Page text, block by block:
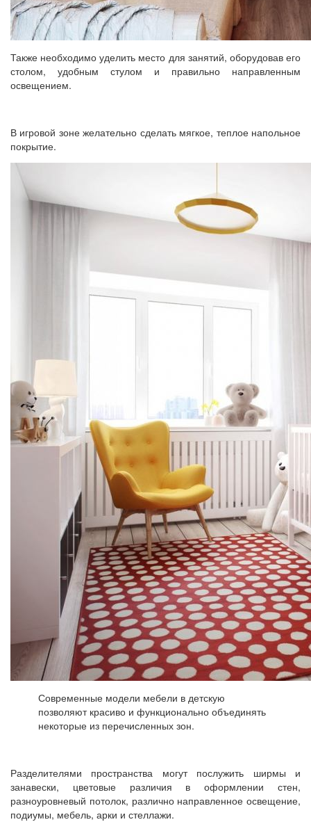
Также необходимо уделить место для занятий, оборудовав его
столом, удобным стулом и правильно направленным
освещением.
В игровой зоне желательно сделать мягкое, теплое напольное
покрытие.
Современные модели мебели в детскую
позволяют красиво и функционально объединять
некоторые из перечисленных зон.
Разделителями пространства могут послужить ширмы и
занавески, цветовые различия в оформлении стен,
разноуровневый потолок, различно направленное освещение,
подиумы, мебель, арки и стеллажи.